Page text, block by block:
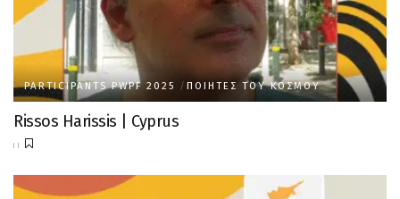
PARTICIPANTS PWPF 2025 ΠΟΙΗΤΈΣ ΤΟΥ ΚΌΣΜΟΥ
Rissos Harissis | Cyprus